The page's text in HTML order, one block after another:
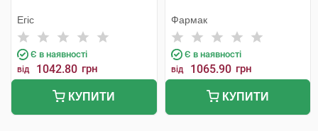
Егіс
Є в наявності
від 1042.80 грн
КУПИТИ
Фармак
Є в наявності
від 1065.90 грн
КУПИТИ